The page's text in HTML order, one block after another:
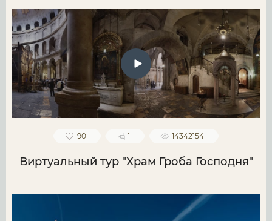
90 1 14342154
Виртуальный тур "Храм Гроба Господня"